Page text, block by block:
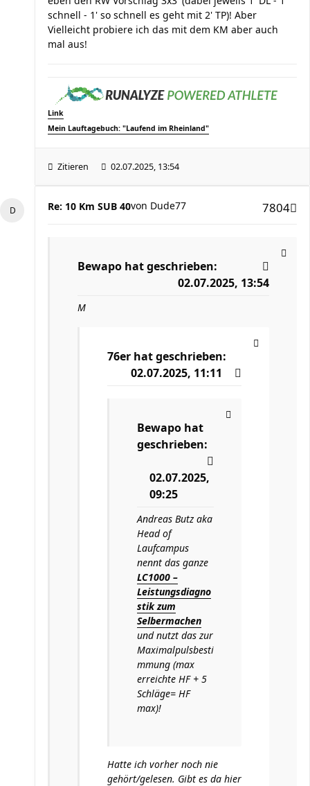
schnell - 1' so schnell es geht mit 2' TP)! Aber
Vielleicht probiere ich das mit dem KM aber auch
mal aus!
Link
Mein Lauftagebuch: "Laufend im Rheinland"
Zitieren 02.07.2025, 13:54
Re: 10 Km SUB 40 7804
von Dude77
Bewapo hat geschrieben:
02.07.2025, 13:54
M
76er hat geschrieben:
02.07.2025, 11:11
Bewapo hat
geschrieben:
02.07.2025,
09:25
Andreas Butz aka
Head of
Laufcampus
nennt das ganze
LC1000 –
Leistungsdiagno
stik zum
Selbermachen
und nutzt das zur
Maximalpulsbesti
mmung (max
erreichte HF + 5
Schläge= HF
max)!
Hatte ich vorher noch nie
gehört/gelesen. Gibt es da hier